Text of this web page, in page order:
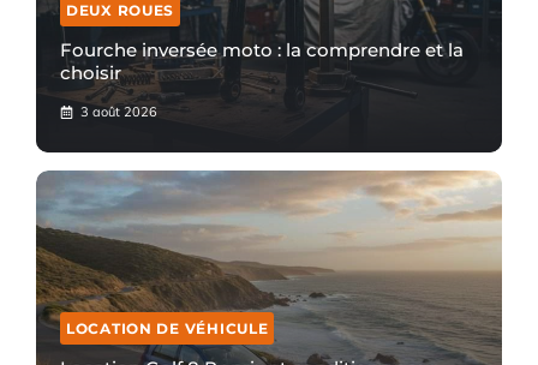
DEUX ROUES
Fourche inversée moto : la comprendre et la
choisir
3 août 2026
LOCATION DE VÉHICULE